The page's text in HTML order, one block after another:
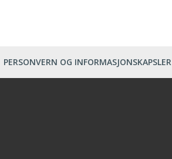
PERSONVERN OG INFORMASJONSKAPSLER